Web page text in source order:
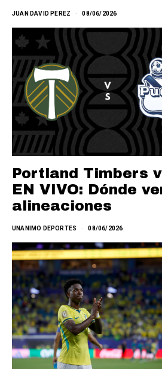
JUAN DAVID PEREZ 08/06/2026
Portland Timbers
EN VIVO: Dónde
alineaciones
UNANIMO DEPORTES 08/06/2026